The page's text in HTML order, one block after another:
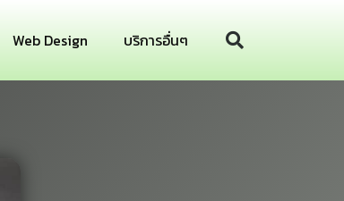
Web Design บริการอื่นๆ